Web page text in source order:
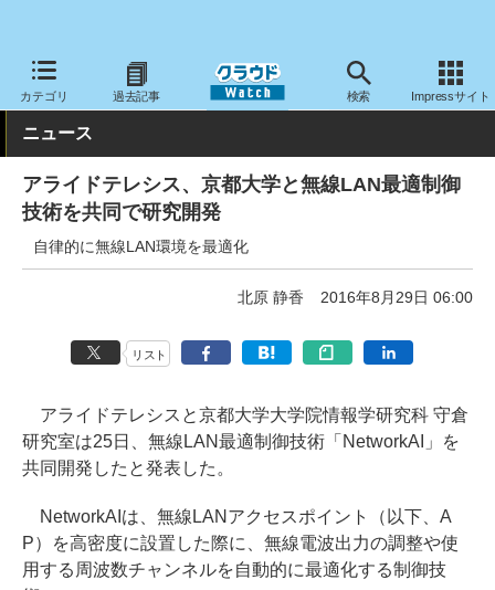
カテゴリ 過去記事 検索 Impressサイト
クラウド Watch ネットワーク 無線LAN
ニュース
アライドテレシス、京都大学と無線LAN最適制御
技術を共同で研究開発
自律的に無線LAN環境を最適化
北原 静香 2016年8月29日 06:00
リスト
アライドテレシスと京都大学大学院情報学研究科 守倉
研究室は25日、無線LAN最適制御技術「NetworkAI」を
共同開発したと発表した。
NetworkAIは、無線LANアクセスポイント（以下、A
P）を高密度に設置した際に、無線電波出力の調整や使
用する周波数チャンネルを自動的に最適化する制御技